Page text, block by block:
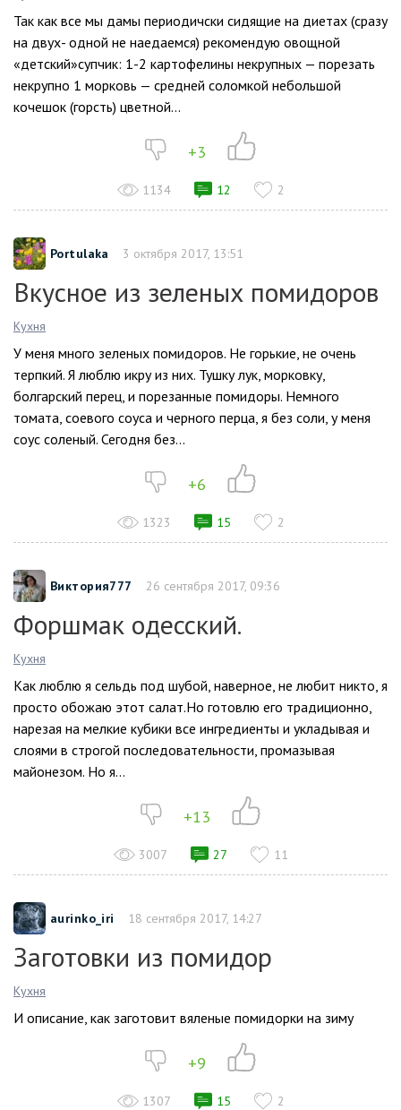
Так как все мы дамы периодичски сидящие на диетах (сразу
на двух- одной не наедаемся) рекомендую овощной
«детский»супчик: 1-2 картофелины некрупных — порезать
некрупно 1 морковь — средней соломкой небольшой
кочешок (горсть) цветной...
+3
1134 12 2
Portulaka 3 октября 2017, 13:51
Вкусное из зеленых помидоров
Кухня
У меня много зеленых помидоров. Не горькие, не очень
терпкий. Я люблю икру из них. Тушку лук, морковку,
болгарский перец, и порезанные помидоры. Немного
томата, соевого соуса и черного перца, я без соли, у меня
соус соленый. Сегодня без...
+6
1323 15 2
Виктория777 26 сентября 2017, 09:36
Форшмак одесский.
Кухня
Как люблю я сельдь под шубой, наверное, не любит никто, я
просто обожаю этот салат.Но готовлю его традиционно,
нарезая на мелкие кубики все ингредиенты и укладывая и
слоями в строгой последовательности, промазывая
майонезом. Но я...
+13
3007 27 11
aurinko_iri 18 сентября 2017, 14:27
Заготовки из помидор
Кухня
И описание, как заготовит вяленые помидорки на зиму
+9
1307 15 2